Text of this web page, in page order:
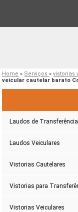
Home » Serviços»vistorias
veicular cautelar barato
Laudos de Transferência
Laudos Veiculares
Vistorias Cautelares
Vistorias para
Vistorias Veiculares